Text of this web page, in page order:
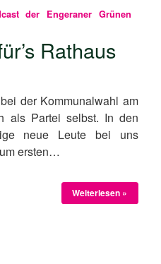
der Engeraner Grünen
Rathaus
der Kommunalwahl am
als Partei selbst. In den
neue Leute bei uns
ersten…
Weiterlesen »